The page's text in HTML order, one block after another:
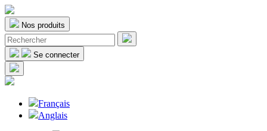
Nos produits
Se connecter
Français
Anglais